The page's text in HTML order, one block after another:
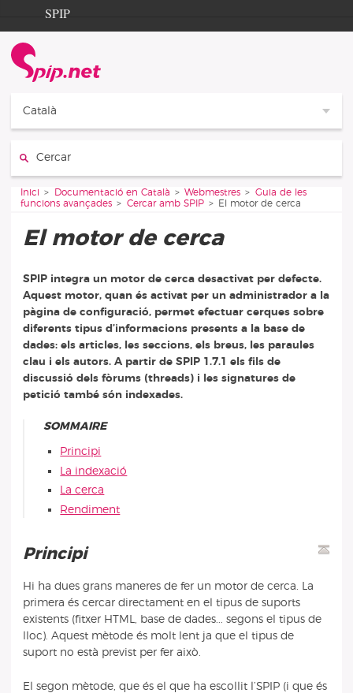
Aller au contenu
Aller à la navigation
SPIP
Documentation
Contribution
Català
Vous êtes ici :
Inici Documentació en Català Webmestres
Guia de les
funcions avançades
Cercar amb SPIP El motor de cerca
El motor de cerca
SPIP integra un motor de cerca desactivat per defecte.
Aquest motor, quan és activat per un administrador a la
pàgina de configuració, permet efectuar cerques sobre
diferents tipus d’informacions presents a la base de
dades: els articles, les seccions, els breus, les paraules
clau i els autors. A partir de SPIP 1.7.1 els fils de
discussió dels fòrums (threads) i les signatures de
petició també són indexades.
SOMMAIRE
Principi
La indexació
La cerca
Rendiment
Principi
Hi ha dues grans maneres de fer un motor de cerca. La
primera és cercar directament en el tipus de suports
existents (fitxer HTML, base de dades... segons el tipus de
lloc). Aquest mètode és molt lent ja que el tipus de
suport no està previst per fer això.
El segon mètode, que és el que ha escollit l’SPIP (i que és